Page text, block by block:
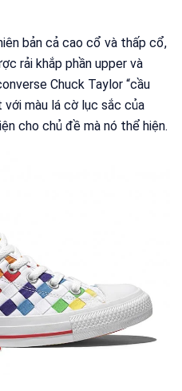
bản cả cao cổ và thấp cổ,
rải khắp phần upper và
Chuck Taylor “cầu
màu lá cờ lục sắc của
cho chủ đề mà nó thể hiện.